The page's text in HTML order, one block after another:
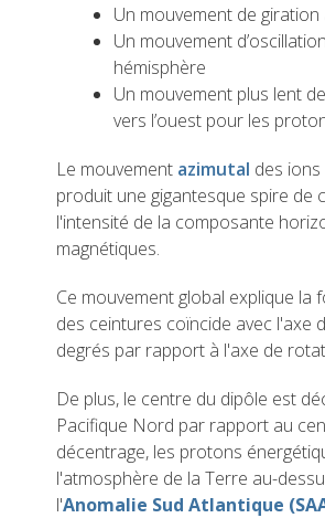
Un mouvement de
Un mouvement
hémisphère
Un mouvement plus lent
vers l’ouest pour les
Le mouvement azimutal des
produit une gigantesque spire de
l'intensité de la composante
magnétiques.
Ce mouvement global explique
des ceintures coïncide avec l'axe
degrés par rapport à l'axe de
De plus, le centre du dipôle est
Pacifique Nord par rapport au
décentrage, les protons
l'atmosphère de la Terre au-
l'Anomalie Sud Atlantique